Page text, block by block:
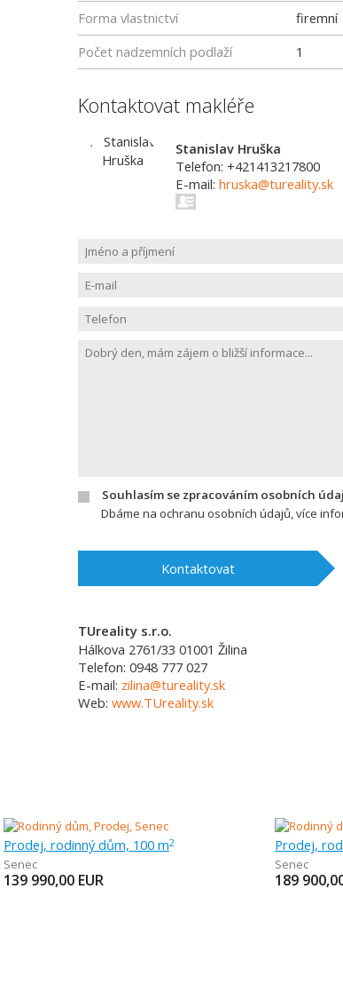
Forma vlastnictví
firemní
Počet nadzemních podlaží
1
Kontaktovat makléře
Stanislav Hruška
Telefon: +421413217800
E-mail: hruska@tureality.sk
Souhlasím se zpracováním osobních
Dbáme na ochranu osobních údajů, více
Kontaktovat
TUreality s.r.o.
Hálkova 2761/33 01001 Žilina
Telefon: 0948 777 027
E-mail: zilina@tureality.sk
Web: www.TUreality.sk
Prodej, rodinný dům, 100 m2
Senec
139 990,00 EUR
Prodej,
Senec
189